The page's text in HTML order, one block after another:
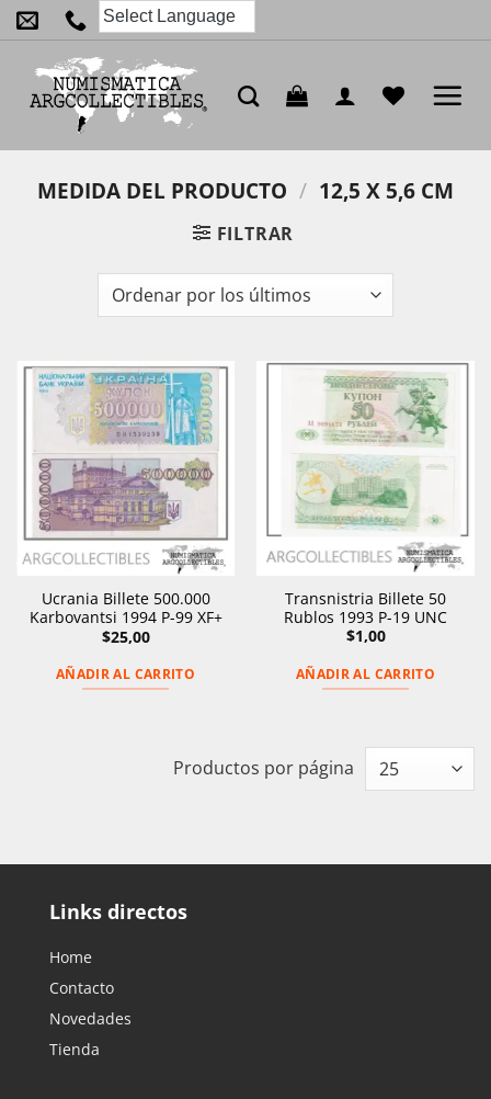
Saltar
al
contenido
MEDIDA DEL PRODUCTO / 12,5 X 5,6 CM
FILTRAR
Ucrania Billete 500.000
Karbovantsi 1994 P-99 XF+
$25,00
AÑADIR AL CARRITO
Transnistria Billete 50
Rublos 1993 P-19 UNC
$1,00
AÑADIR AL CARRITO
Productos por página
Links directos
Home
Contacto
Novedades
Tienda